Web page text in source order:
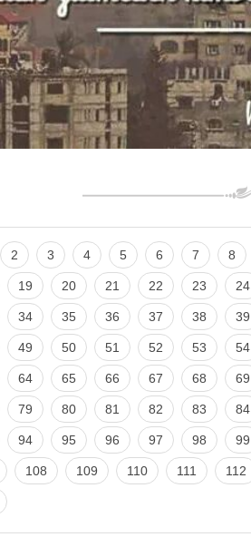
2 3 4 5 6 7 8
19 20 21 22 23 24
34 35 36 37 38 39
49 50 51 52 53 54
64 65 66 67 68 69
79 80 81 82 83 84
94 95 96 97 98 99
108 109 110 111 112